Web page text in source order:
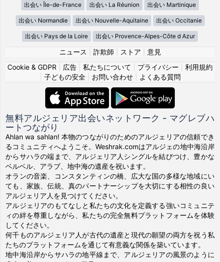
出会い Île-de-France 出会い La Réunion 出会い Martinique
出会い Normandie 出会い Nouvelle-Aquitaine 出会い Occitanie
出会い Pays de la Loire 出会い Provence-Alpes-Côte d Azur
ニュース 詐欺師 ストア
意見
Cookie & GDPR
広告 私たちについて プライバシー
利用規約
子どもの安全| お問い合わせ| よくある質問
無料アルジェリア出会いネットワーク - マグレブハ
ートつながり
Ahlan wa sahlan! 本物のつながりのためのアルジェリアの信頼でき
るコミュニティへようこそ。Weshrak.comはアルジェの地中海沿岸
からサハラの端まで、アルジェリア人シングルを結びつけ、豊かな
ベルベル、アラブ、地中海の遺産を祝います。
オランの音楽、コンスタンティンの橋、広大な国の多様な地域にい
ても、家族、伝統、真のパートナーシップを大切にする相性の良い
アルジェリア人を見つけてください。
アルジェリアのもてなしと私たちの文化を定義する強いコミュニテ
ィの絆を尊重しながら、私たちの完全無料プラットフォームを体験
してください。
何千ものアルジェリア人が古代の遺産と現代の願望の両方を祝う私
たちのプラットフォームを通じて有意義な関係を築いています。
地中海沿岸からサハラの地平線まで、アルジェリアの風景のように